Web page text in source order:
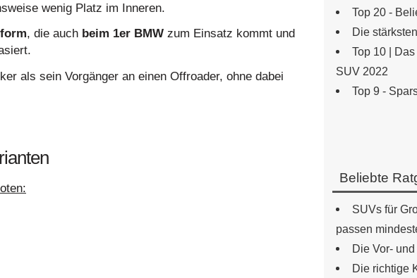
wenig Platz im Inneren.
, die auch beim 1er BMW zum Einsatz kommt und
als sein Vorgänger an einen Offroader, ohne dabei
Top 20 -
Die
Top 10 |
SUV 2022
Top 9 -
Beliebte
SUVs für
passen
Die Vor-
Die richtige